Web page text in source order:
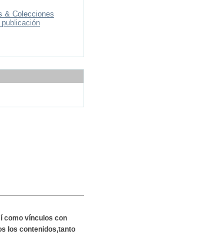
& Colecciones
como vínculos con
los contenidos,tanto